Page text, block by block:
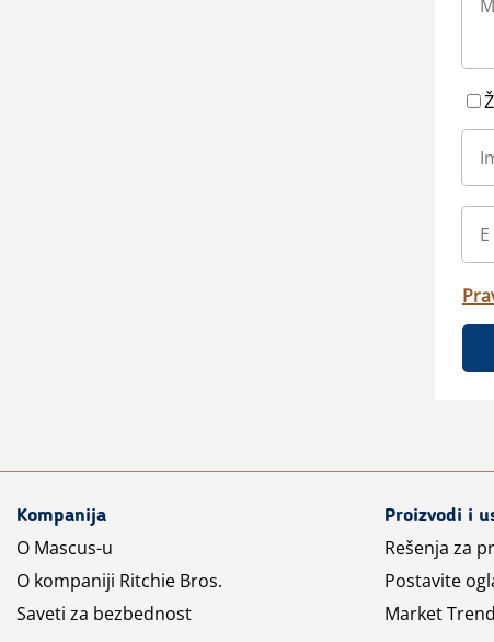
Kompanija
O Mascus-u
O kompaniji Ritchie Bros.
Saveti za bezbednost
Proizvodi i
Rešenja za
Postavite
Market